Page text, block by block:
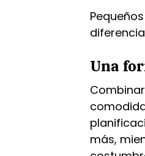
Una
más,